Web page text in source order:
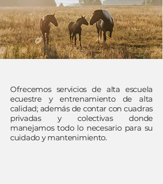
Ofrecemos servicios de alta escuela
ecuestre y entrenamiento de alta
calidad; además de contar con cuadras
privadas y colectivas donde
manejamos todo lo necesario para su
cuidado y mantenimiento.